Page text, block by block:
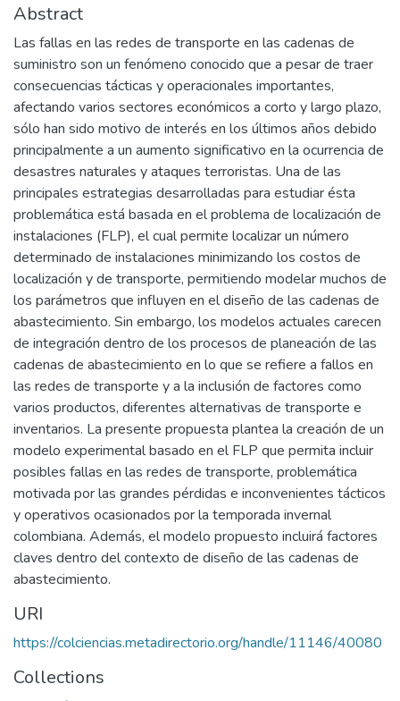
Abstract
Las fallas en las redes de transporte en las cadenas de
suministro son un fenómeno conocido que a pesar de traer
consecuencias tácticas y operacionales importantes,
afectando varios sectores económicos a corto y largo plazo,
sólo han sido motivo de interés en los últimos años debido
principalmente a un aumento significativo en la ocurrencia de
desastres naturales y ataques terroristas. Una de las
principales estrategias desarrolladas para estudiar ésta
problemática está basada en el problema de localización de
instalaciones (FLP), el cual permite localizar un número
determinado de instalaciones minimizando los costos de
localización y de transporte, permitiendo modelar muchos de
los parámetros que influyen en el diseño de las cadenas de
abastecimiento. Sin embargo, los modelos actuales carecen
de integración dentro de los procesos de planeación de las
cadenas de abastecimiento en lo que se refiere a fallos en
las redes de transporte y a la inclusión de factores como
varios productos, diferentes alternativas de transporte e
inventarios. La presente propuesta plantea la creación de un
modelo experimental basado en el FLP que permita incluir
posibles fallas en las redes de transporte, problemática
motivada por las grandes pérdidas e inconvenientes tácticos
y operativos ocasionados por la temporada invernal
colombiana. Además, el modelo propuesto incluirá factores
claves dentro del contexto de diseño de las cadenas de
abastecimiento.
URI
https://colciencias.metadirectorio.org/handle/11146/40080
Collections